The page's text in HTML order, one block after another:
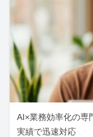
AI×業務効率化の専
実績で迅速対応